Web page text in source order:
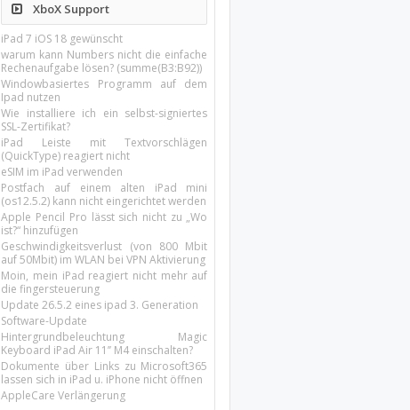
XboX Support
iPad 7 iOS 18 gewünscht
warum kann Numbers nicht die einfache
Rechenaufgabe lösen? (summe(B3:B92))
Windowbasiertes Programm auf dem
Ipad nutzen
Wie installiere ich ein selbst-signiertes
SSL-Zertifikat?
iPad Leiste mit Textvorschlägen
(QuickType) reagiert nicht
eSIM im iPad verwenden
Postfach auf einem alten iPad mini
(os12.5.2) kann nicht eingerichtet werden
Apple Pencil Pro lässt sich nicht zu „Wo
ist?“ hinzufügen
Geschwindigkeitsverlust (von 800 Mbit
auf 50Mbit) im WLAN bei VPN Aktivierung
Moin, mein iPad reagiert nicht mehr auf
die fingersteuerung
Update 26.5.2 eines ipad 3. Generation
Software-Update
Hintergrundbeleuchtung Magic
Keyboard iPad Air 11’’ M4 einschalten?
Dokumente über Links zu Microsoft365
lassen sich in iPad u. iPhone nicht öffnen
AppleCare Verlängerung